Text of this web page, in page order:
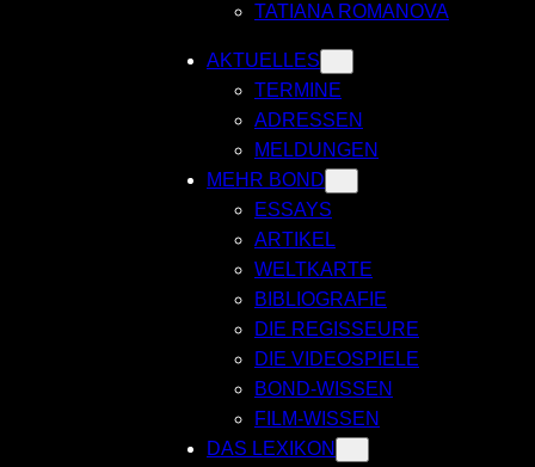
TATIANA ROMANOVA
AKTUELLES
TERMINE
ADRESSEN
MELDUNGEN
MEHR BOND
ESSAYS
ARTIKEL
WELTKARTE
BIBLIOGRAFIE
DIE REGISSEURE
DIE VIDEOSPIELE
BOND-WISSEN
FILM-WISSEN
DAS LEXIKON